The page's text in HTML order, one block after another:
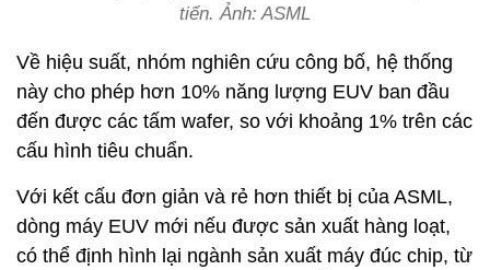
tiến. Ảnh: ASML
Về hiệu suất, nhóm nghiên cứu công bố, hệ thống
này cho phép hơn 10% năng lượng EUV ban đầu
đến được các tấm wafer, so với khoảng 1% trên các
cấu hình tiêu chuẩn.
Với kết cấu đơn giản và rẻ hơn thiết bị của ASML,
dòng máy EUV mới nếu được sản xuất hàng loạt,
có thể định hình lại ngành sản xuất máy đúc chip, từ